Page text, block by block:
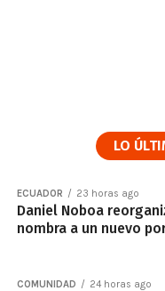
LO
ECUADOR 23 horas ago
Daniel Noboa
nombra a un nuevo
COMUNIDAD 24 horas ago